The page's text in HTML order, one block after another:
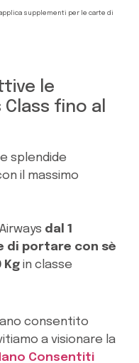
supplementi per le carte di
le
fino al
splendide
il massimo
dal 1
di portare con sè
Kg in classe
consentito
a visionare la
Consentiti